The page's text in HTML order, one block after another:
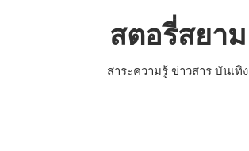
สตอรี่สยาม
สาระความรู้ ข่าวสาร บันเทิง